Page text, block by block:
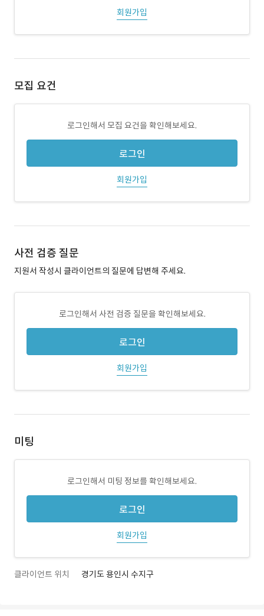
회원가입
모집 요건
로그인해서 모집 요건을 확인해보세요.
로그인
회원가입
사전 검증 질문
지원서 작성시 클라이언트의 질문에 답변해 주세요.
로그인해서 사전 검증 질문을 확인해보세요.
로그인
회원가입
미팅
로그인해서 미팅 정보를 확인해보세요.
로그인
회원가입
클라이언트 위치 경기도 용인시 수지구